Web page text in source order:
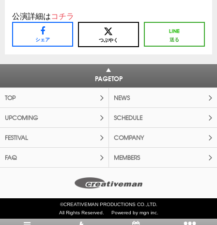
公演詳細はコチラ
シェア つぶやく 送る
PAGETOP
TOP NEWS
UPCOMING SCHEDULE
FESTIVAL COMPANY
FAQ MEMBERS
©CREATIVEMAN PRODUCTIONS CO.,LTD.
All Rights Reserved.
Powered by mgn inc.